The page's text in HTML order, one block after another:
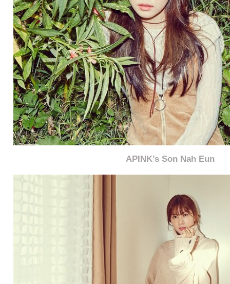
APINK’s Son Nah Eun